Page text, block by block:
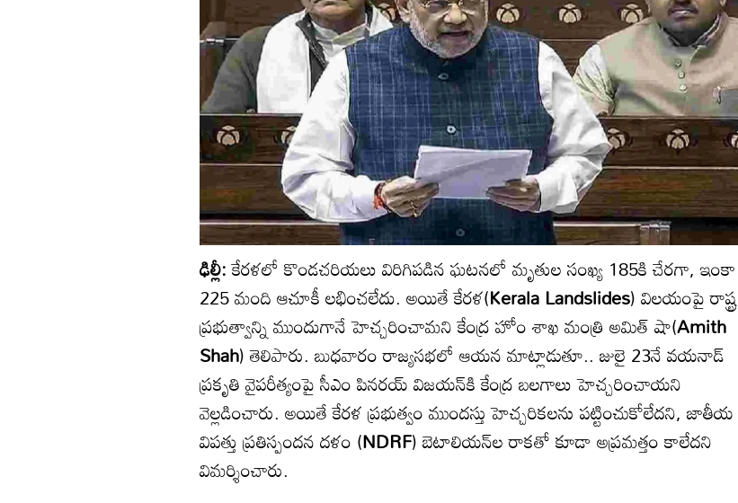
ఢిల్లీ:కేరళలో కొండచరియలు విరిగిపడిన ఘటనలో మృతుల సంఖ్య 185కి చేరగా, ఇంకా
225 మంది ఆచూకీ లభించలేదు. అయితే కేరళ(Kerala Landslides) విలయంపై రాష్ట్ర
ప్రభుత్వాన్ని ముందుగానే హెచ్చరించామని కేంద్ర హోం శాఖ మంత్రి అమిత్ షా(Amith
Shah) తెలిపారు. బుధవారం రాజ్యసభలో ఆయన మాట్లాడుతూ.. జులై 23నే వయనాడ్
ప్రకృతి వైపరీత్యంపై సీఎం పినరయ్ విజయన్‌కి కేంద్ర బలగాలు హెచ్చరించాయని
వెల్లడించారు. అయితే కేరళ ప్రభుత్వం ముందస్తు హెచ్చరికలను పట్టించుకోలేదని, జాతీయ
విపత్తు ప్రతిస్పందన దళం (NDRF) బెటాలియన్‌ల రాకతో కూడా అప్రమత్తం కాలేదని
విమర్శించారు.